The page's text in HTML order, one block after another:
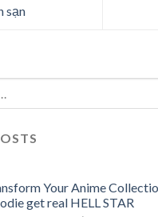
sạn
Your Anime
get real HELL STAR